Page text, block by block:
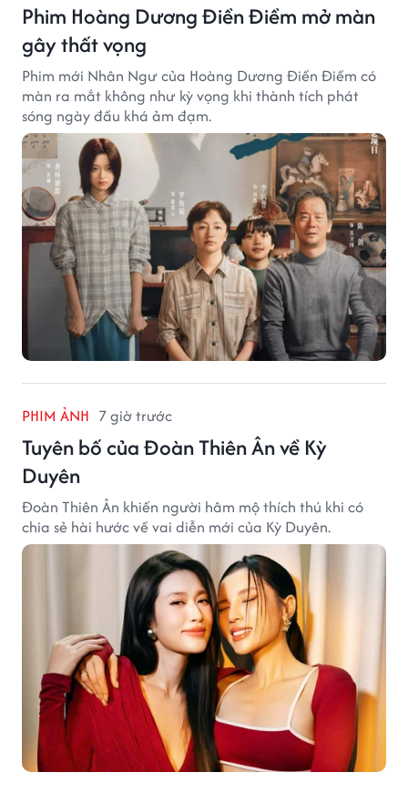
Phim Hoàng Dương Điền Điềm mở màn
gây thất vọng
Phim mới Nhân Ngư của Hoàng Dương Điền Điềm có
màn ra mắt không như kỳ vọng khi thành tích phát
sóng ngày đầu khá ảm đạm.
PHIM ẢNH 7 giờ trước
Tuyên bố của Đoàn Thiên Ân về Kỳ
Duyên
Đoàn Thiên Ân khiến người hâm mộ thích thú khi có
chia sẻ hài hước về vai diễn mới của Kỳ Duyên.